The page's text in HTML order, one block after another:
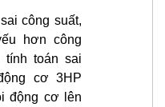
công suất,
hơn công
tính toán sai
cơ 3HP
động cơ lên